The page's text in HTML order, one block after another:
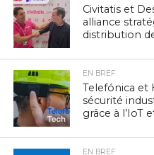
Civitatis et
alliance
distribution
EN BREF
Telefónica et
sécurité
grâce à l’IoT
EN BREF